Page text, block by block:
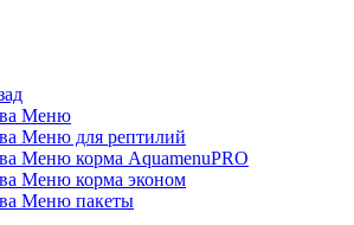
Меню
Меню для рептилий
Меню корма AquamenuPRO
Меню корма эконом
Меню пакеты